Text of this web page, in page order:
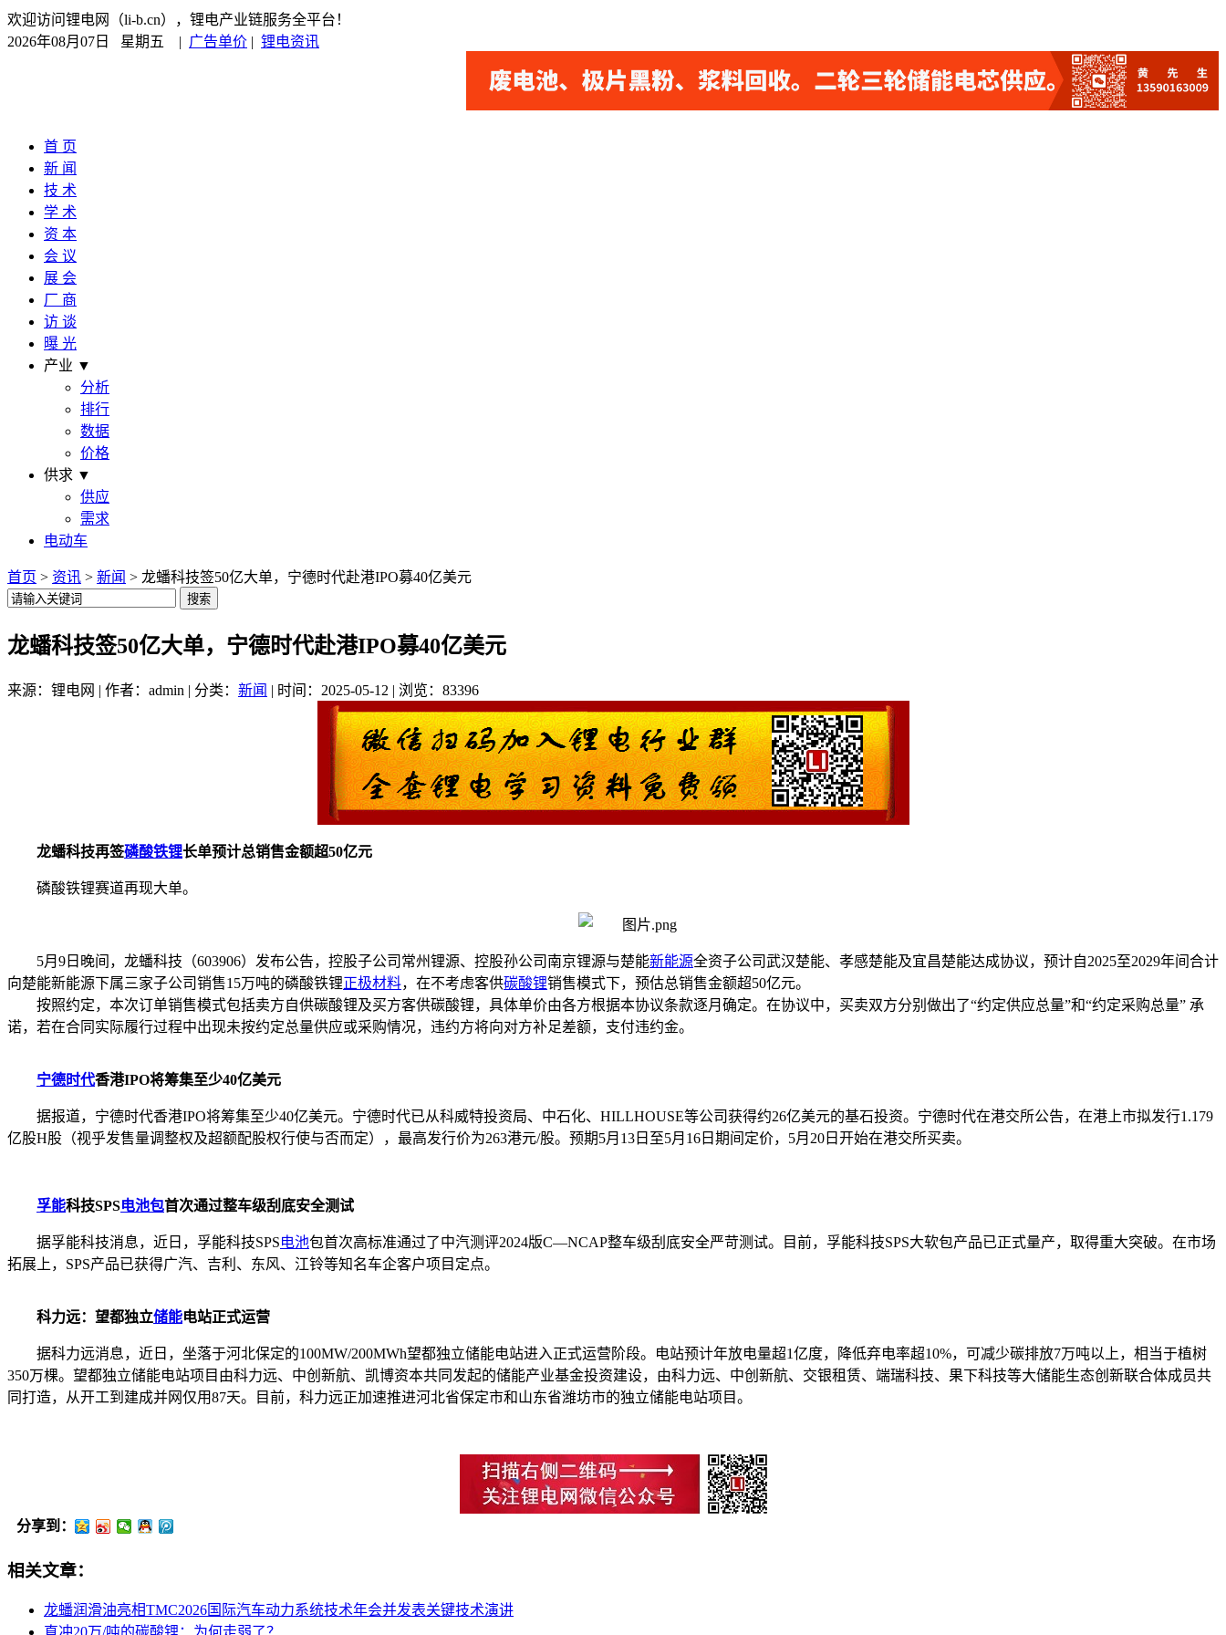
欢迎访问锂电网（li-b.cn），锂电产业链服务全平台！
2026年08月07日 星期五
| 广告单价 | 锂电资讯
首 页
新 闻
技 术
学 术
资 本
会 议
展 会
厂 商
访 谈
曝 光
产业 ▼
分析
排行
数据
价格
供求 ▼
供应
需求
电动车
首页 > 资讯 > 新闻 > 龙蟠科技签50亿大单，宁德时代赴港IPO募40亿美元
龙蟠科技签50亿大单，宁德时代赴港IPO募40亿美元
来源：锂电网 | 作者：admin | 分类： 新闻 | 时间：2025-05-12 | 浏览：83396
龙蟠科技再签磷酸铁锂长单预计总销售金额超50亿元
磷酸铁锂赛道再现大单。
5月9日晚间，龙蟠科技（603906）发布公告，控股子公司常州锂源、控股孙公司南京锂源与楚能新能源全资子公司武汉楚能、孝感楚能及宜昌楚能达成协议，预计自2025至2029年间合计
向楚能新能源下属三家子公司销售15万吨的磷酸铁锂正极材料，在不考虑客供碳酸锂销售模式下，预估总销售金额超50亿元。
按照约定，本次订单销售模式包括卖方自供碳酸锂及买方客供碳酸锂，具体单价由各方根据本协议条款逐月确定。在协议中，买卖双方分别做出了“约定供应总量”和“约定采购总量” 承
诺，若在合同实际履行过程中出现未按约定总量供应或采购情况，违约方将向对方补足差额，支付违约金。
宁德时代香港IPO将筹集至少40亿美元
据报道，宁德时代香港IPO将筹集至少40亿美元。宁德时代已从科威特投资局、中石化、HILLHOUSE等公司获得约26亿美元的基石投资。宁德时代在港交所公告，在港上市拟发行1.179
亿股H股（视乎发售量调整权及超额配股权行使与否而定），最高发行价为263港元/股。预期5月13日至5月16日期间定价，5月20日开始在港交所买卖。
孚能科技SPS电池包首次通过整车级刮底安全测试
据孚能科技消息，近日，孚能科技SPS电池包首次高标准通过了中汽测评2024版C—NCAP整车级刮底安全严苛测试。目前，孚能科技SPS大软包产品已正式量产，取得重大突破。在市场
拓展上，SPS产品已获得广汽、吉利、东风、江铃等知名车企客户项目定点。
科力远：望都独立储能电站正式运营
据科力远消息，近日，坐落于河北保定的100MW/200MWh望都独立储能电站进入正式运营阶段。电站预计年放电量超1亿度，降低弃电率超10%，可减少碳排放7万吨以上，相当于植树
350万棵。望都独立储能电站项目由科力远、中创新航、凯博资本共同发起的储能产业基金投资建设，由科力远、中创新航、交银租赁、端瑞科技、果下科技等大储能生态创新联合体成员共
同打造，从开工到建成并网仅用87天。目前，科力远正加速推进河北省保定市和山东省潍坊市的独立储能电站项目。
分享到：
相关文章：
龙蟠润滑油亮相TMC2026国际汽车动力系统技术年会并发表关键技术演讲